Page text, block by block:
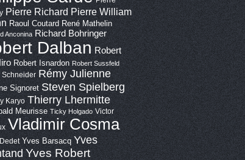
Pierre Richard Pierre William
Raoul Coutard René Mathelin
Anconina Richard Bohringer
Dalban Robert
Robert Isnardon Robert Sussfeld
Schneider Rémy Julienne
Signoret Steven Spielberg
Karyo Thierry Lhermitte
Meurisse Ticky Holgado Victor
Vladimir Cosma
Yves Barsacq Yves
Yves Robert